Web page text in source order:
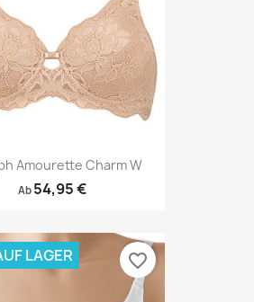
Amourette Charm W
Ab 54,95 €
LAGER favorite_border